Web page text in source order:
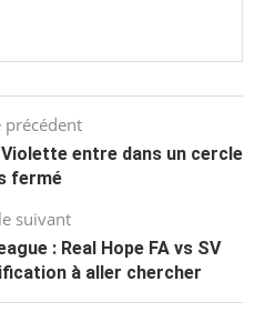
précédent
entre dans un cercle
fermé
suivant
: Real Hope FA vs SV
à aller chercher